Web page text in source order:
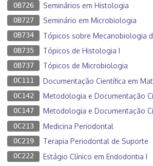
OB726 Seminários em Histologia
OB727 Seminário em Microbiologia
OB734 Tópicos sobre Mecanobiologia
OB735 Tópicos de Histologia I
OB737 Tópicos de Microbiologia
OC111 Documentação Científica em
OC142 Metodologia e Documentação
OC147 Metodologia e Documentação
OC213 Medicina Periodontal
OC219 Terapia Periodontal de Suporte
OC222 Estágio Clínico em Endodontia I